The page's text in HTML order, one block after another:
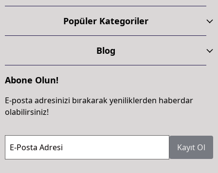
Popüler Kategoriler
Blog
Abone Olun!
E-posta adresinizi bırakarak yeniliklerden haberdar
olabilirsiniz!
E-Posta Adresi Kayıt Ol